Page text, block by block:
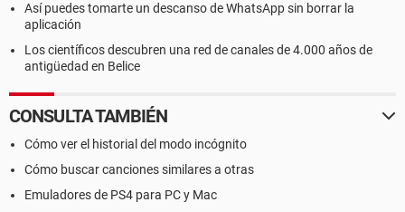
Así puedes tomarte un descanso de WhatsApp sin borrar la
aplicación
Los científicos descubren una red de canales de 4.000 años de
antigüedad en Belice
CONSULTA TAMBIÉN
Cómo ver el historial del modo incógnito
Cómo buscar canciones similares a otras
Emuladores de PS4 para PC y Mac